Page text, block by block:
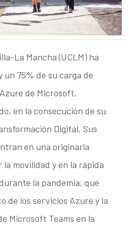
La Mancha (UCLM) ha
75% de su carga de
de Microsoft,
en la consecución de su
Digital. Sus
en una originaria
la movilidad y en la rápida
la pandemia, que
de los servicios Azure y la
Microsoft Teams en la